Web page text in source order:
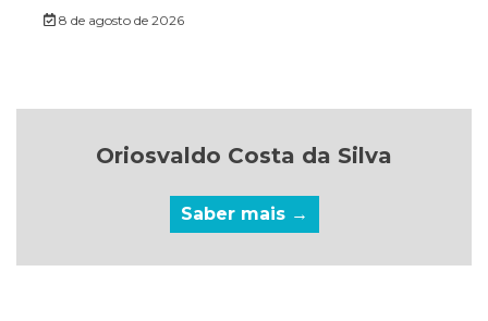
8 de agosto de 2026
Oriosvaldo Costa da Silva
Saber mais →